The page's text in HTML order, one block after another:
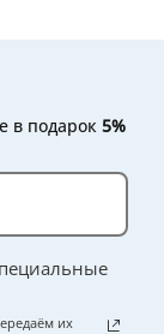
в подарок 5%
их